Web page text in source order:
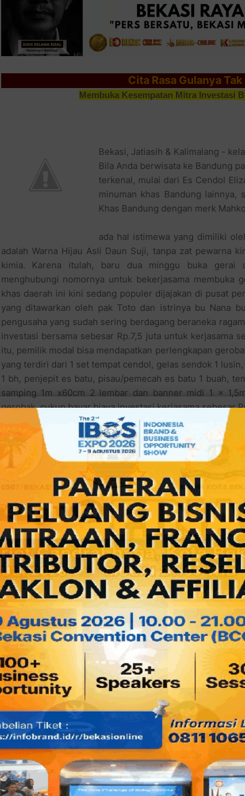
Cita Rasa Gulanya
Membuka Kesempatan Mitra Investasi
Bekasi, Jatiasih & Kalimalang -
Bila Anda berwisata ke Bandung
terkenal, mulai dari Es Cendol
minuman khas Bandung lainnya,
Khas Bandung dengan merk
ada hal istimewa yang dimiliki
adalah Warna Hijau Asli Daun Suji, tanpa zat pewarna
kimia. Karena itulah, baru dua minggu buka gerai
menghubungi nomornya untuk bekerjasama membuka
khas daerah ini kini sedang populer dijajakan di pusat
yang ditawarkan oleh pak Toto dan istrinya bu Nana
pengusaha yang sudah sering berdagang beraneka
investasi bersama sebesar Rp.7,5 juta untuk kerjasama
itu, pemilik modal bisa mendapatkan perlengkapan
yang terdiri dari 1 set tempat cendol, gelas sendok 1
1 bh, penjepit es batu, pisau/pemecah es batu 1 buah,
samping 1m x60cm 2 lembar dan banner midi 1 x
gerobak, cukup bayar biaya investasi kerjasama sebesar
Bila di musim panas, dengan harga jual 5 ribu perak
saja ketika musim hujan beberapa minggu terakhir ini
sedikitnya 100 hingga 200 gelas per hari, dengan
kelanakuliner.com
"Bila investasi kerjasama dengan membuka gerai
khusus Mahkota dari kami yang mampu bertahan di
kerusakan dan berkurangnya kualitas." jelas pak Toto,
murah bila memesan lebih banyak untuk beberapa gerai
Berdasarkan perhitungan kelana kuliner, bila harga
harus dibuat sendiri dan tentunya dengan standard yang
muda, dibersihkan hingga putih kemudian diparut dan
Rp.35.000 per paket cendol yang bisa jadi 1 lusin porsi
hitung sendiri berapa keuntungannya. "Untuk lebih
dengan pihak manajemen waralaba kelanakuliner.com,"
Pak Toto, adalah mantan pegawai swasta bagian
kerjanya lebih sering berhubungan dengan lobi-
pemerintah, di awal 1998 Toto berkenalan dengan
dari Pekalongan dan kemudian teman baru yang
sahabat dan mitra membuka usaha Es Cendol, dan dalam
mereka akhirnya menjadi terkenal dalam waktu singkat.
mengajaknya untuk mengembangkan usaha di
sebenarnya pada saat yang bersamaan sebenarnya